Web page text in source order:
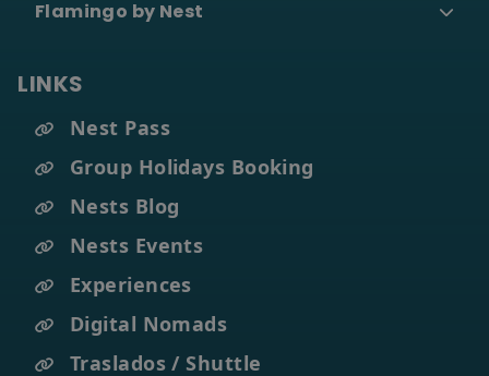
Flamingo by Nest
LINKS
Nest Pass
Group Holidays Booking
Nests Blog
Nests Events
Experiences
Digital Nomads
Traslados / Shuttle